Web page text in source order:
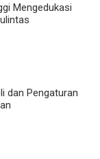
Mengedukasi
dan Pengaturan